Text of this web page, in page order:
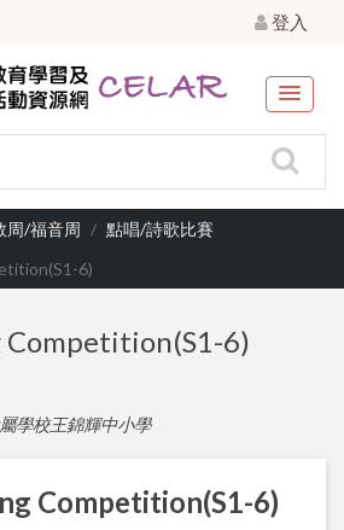
登入
周/福音周
點唱/詩歌比賽
6)
Competition(S1-6)
學校王錦輝中小學
Competition(S1-6)